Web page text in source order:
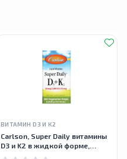
ВИТАМИН D3 И К2
Carlson, Super Daily витамины
D3 и K2 в жидкой форме,